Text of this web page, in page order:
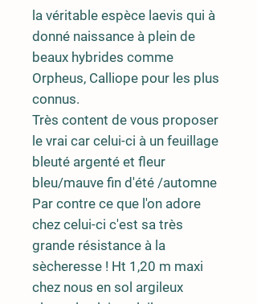
la véritable espèce laevis qui à
donné naissance à plein de
beaux hybrides comme
Orpheus, Calliope pour les plus
connus.
Très content de vous proposer
le vrai car celui-ci à un feuillage
bleuté argenté et fleur
bleu/mauve fin d'été /automne
Par contre ce que l'on adore
chez celui-ci c'est sa très
grande résistance à la
sècheresse ! Ht 1,20 m maxi
chez nous en sol argileux